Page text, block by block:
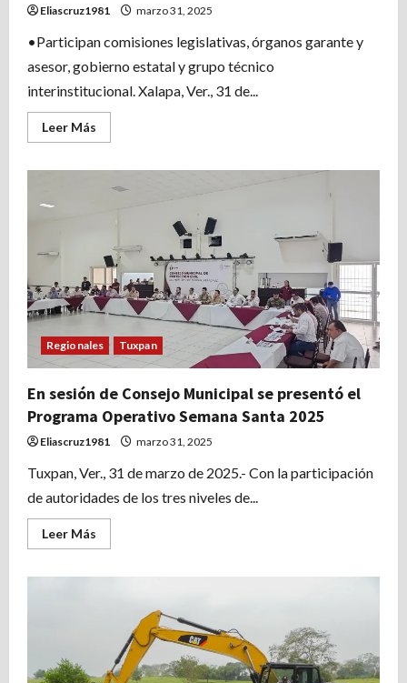
Eliascruz1981 marzo 31, 2025
•Participan comisiones legislativas, órganos garante y
asesor, gobierno estatal y grupo técnico
interinstitucional. Xalapa, Ver., 31 de...
Leer Más
más
Congreso
consulta
reformar
Artículo
constitucional
Regionales Tuxpan
En sesión de Consejo Municipal se presentó el
Programa Operativo Semana Santa 2025
Eliascruz1981 marzo 31, 2025
Tuxpan, Ver., 31 de marzo de 2025.- Con la participación
de autoridades de los tres niveles de...
Leer Más
más
Consejo
Municipal
presentó
el